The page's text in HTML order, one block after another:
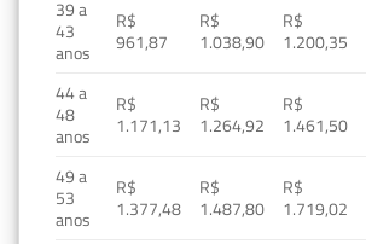
39 a
43
anos
R$
961,87
R$
1.038,90
R$
1.200,35
44 a
48
anos
R$
1.171,13
R$
1.264,92
R$
1.461,50
49 a
53
anos
R$
1.377,48
R$
1.487,80
R$
1.719,02